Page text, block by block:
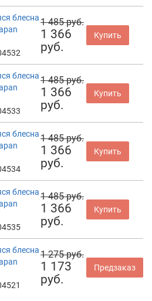
блесна1 485 руб.
1 366
руб.
Купить
блесна1 485 руб.
1 366
руб.
Купить
блесна1 485 руб.
1 366
руб.
Купить
блесна1 485 руб.
1 366
руб.
Купить
блесна1 275 руб.
1 173
руб.
Предзаказ